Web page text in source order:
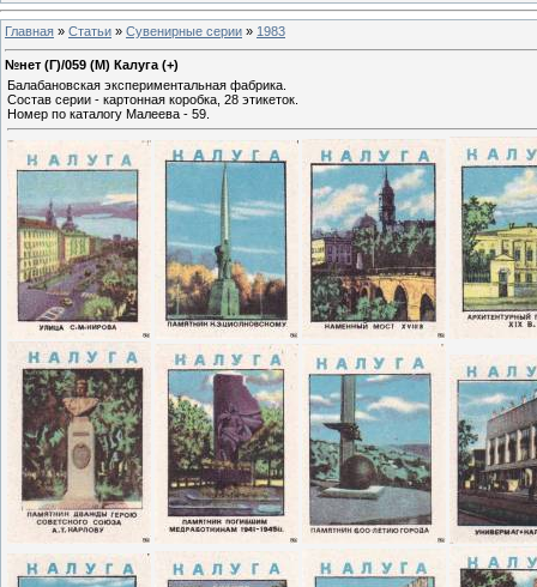
Главная » Статьи » Сувенирные серии » 1983
№нет (Г)/059 (М) Калуга (+)
Балабановская экспериментальная фабрика.
Состав серии - картонная коробка, 28 этикеток.
Номер по каталогу Малеева - 59.